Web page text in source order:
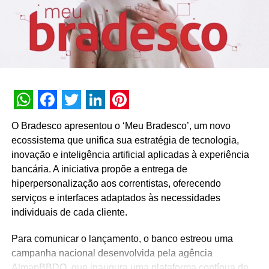
Twitter
O primeiro passo para fazer a solicitação é verificar se o
seu perfil se encaixa em alguma dessas categorias:
Governo
Empresas, marcas e organizações
Organizações de notícias e jornalistas
Entretenimento
Esportes e jogos
Ativistas, organizadores e outros indivíduos
acordo com os critérios de elegibilidade específicos da
categoria em que se encaixa, eles podem ser
WhatsApp
Facebook
Twitter
LinkedIn
Pinterest
O Bradesco apresentou o ‘Meu Bradesco’, um novo
ecossistema que unifica sua estratégia de tecnologia,
inovação e inteligência artificial aplicadas à experiência
bancária. A iniciativa propõe a entrega de
hiperpersonalização aos correntistas, oferecendo
serviços e interfaces adaptados às necessidades
individuais de cada cliente.
Para comunicar o lançamento, o banco estreou uma
campanha nacional desenvolvida pela agência